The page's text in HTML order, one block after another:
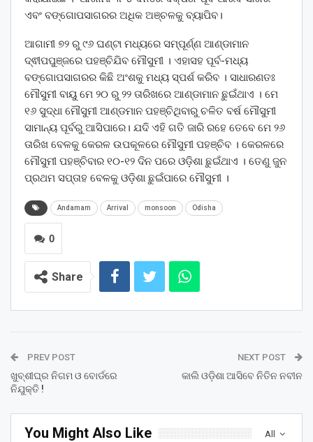
ଏବଂ ବଙ୍ଗୋପସାଗରର ଅଧିକ ଅଞ୍ଚଳକୁ ବ୍ୟାପିବ।
ଆଗାମୀ ୭୨ ରୁ ୯୬ ଘଣ୍ଟା ମଧ୍ୟରେ ସମ୍ପୂର୍ଣ୍ଣ ଆଣ୍ଡାମାନ
ଦ୍ଵୀପପୁଞ୍ଜରେ ପହଞ୍ଚିଯିବ ମୌସୁମୀ । ଏହାସହ ପୂର୍ବ-ମଧ୍ୟ
ବଙ୍ଗୋପସାଗରର କିଛି ଅଂଶକୁ ମଧ୍ୟ ସ୍ପର୍ଶ କରିବ । ସାଧାରଣତଃ
ମୌସୁମୀ ବାୟୁ ମେ ୨୦ ରୁ ୨୨ ତାରିଖରେ ଆଣ୍ଡାମାନ ଛୁଇଁଥାଏ । ମେ
୧୬ ସୁଦ୍ଧା ମୌସୁମୀ ଆଣ୍ଡମାନ ପହଞ୍ଚିଥିବାରୁ ଚଳିତ ବର୍ଷ ମୌସୁମୀ
ସାମାନ୍ୟ ପୂର୍ବରୁ ଆସିପାରେ। ଯଦି ଏହି ଗତି ଜାରି ରହେ ତେବେ ମେ ୨୬
ତାରିଖ ବେଳକୁ କେରଳ ଉପକୂଳରେ ମୌସୁମୀ ପହଞ୍ଚିବ । କେରଳରେ
ମୌସୁମୀ ପହଞ୍ଚିବାର ୧୦-୧୨ ଦିନ ପରେ ଓଡ଼ିଶା ଛୁଇଁଥାଏ । ତେଣୁ ଜୁନ
ପ୍ରଥମ ସପ୍ତାହ ବେଳକୁ ଓଡ଼ିଶା ଛୁଇଁପାରେ ମୌସୁମୀ ।
Andamam Arrival monsoon Odisha
0
Share
PREV POST
ଖୁବ୍‌ଶୀଘ୍ର ନିଗମ ଓ ବୋର୍ଡରେ
ନିଯୁକ୍ତି !
NEXT POST
କାଲି ଓଡ଼ିଶା ଆସିବେ ନିତିନ ନବୀନ
All
You Might Also Like